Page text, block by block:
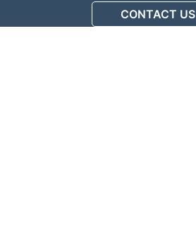
CONTACT US